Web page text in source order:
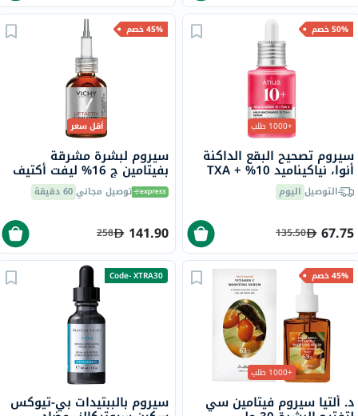
50% خصم
+1000 طلب
سيروم تصحيح البقع الداكنة
أنوا، نياكيناميد 10% + TXA
4%، 30 مل
التوصيل اليوم
67.75
135.50
45% خصم
أقل سعر
سيروم لبشرة مشرقة
بفيتامين ج 16% ليفت أكتيف
فيشي، 20 ملتوصيل مجاني60 دقيقة
141.90
258
45% خصم
+1000 طلب
د. ألتيا سيروم فيتامين سي
Code- XTRA30
سيروم بالببتيدات بي-تيوكس